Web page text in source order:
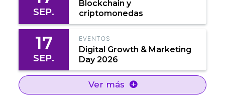
SEP.
Blockchain y
criptomonedas
17
SEP.
EVENTOS
Digital Growth & Marketing
Day 2026
Ver más